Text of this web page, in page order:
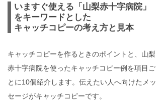
いますぐ使える「山梨赤十字病院」
をキーワードとした
キャッチコピーの考え方と見本
キャッチコピーを作るときのポイントと、山梨
赤十字病院を使ったキャッチコピー例を項目ご
とに10個紹介します。伝えたい人へ向けたメッ
セージがキャッチコピーです。